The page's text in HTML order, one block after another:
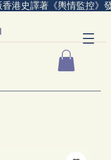
港史譯著《輿情監控》